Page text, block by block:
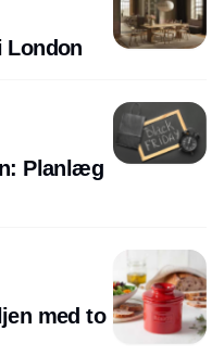
London
Planlæg
med to